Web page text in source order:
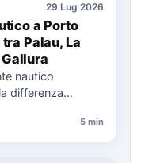
29 Lug 2026
a Porto
Palau, La
nautico
differenza
5 min